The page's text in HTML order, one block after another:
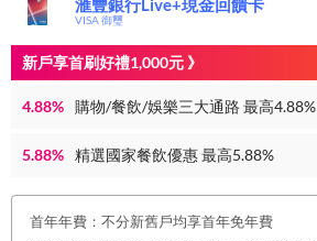
滙豐銀行Live+現金回饋卡
VISA 御璽
新戶享首刷好禮1,000元 》
4.88% 購物/餐飲/娛樂三大通路 最高4.88%
5.88% 精選國家餐飲優惠 最高5.88%
首年年費：不分新舊戶均享首年免年費